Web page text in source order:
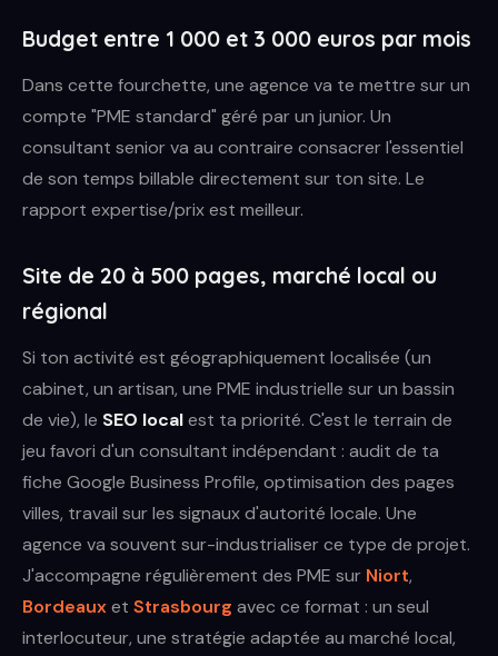
Budget entre 1 000 et 3 000 euros par mois
Dans cette fourchette, une agence va te mettre sur un
compte "PME standard" géré par un junior. Un
consultant senior va au contraire consacrer l'essentiel
de son temps billable directement sur ton site. Le
rapport expertise/prix est meilleur.
Site de 20 à 500 pages, marché local ou
régional
Si ton activité est géographiquement localisée (un
cabinet, un artisan, une PME industrielle sur un bassin
de vie), le SEO localest ta priorité. C'est le terrain de
jeu favori d'un consultant indépendant : audit de ta
fiche Google Business Profile, optimisation des pages
villes, travail sur les signaux d'autorité locale. Une
agence va souvent sur-industrialiser ce type de projet.
J'accompagne régulièrement des PME sur Niort,
Bordeauxet Strasbourg avec ce format : un seul
interlocuteur, une stratégie adaptée au marché local,